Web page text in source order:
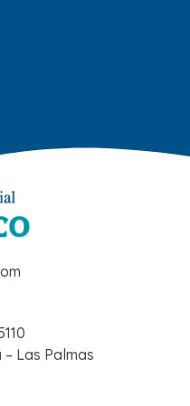
Las Palmas